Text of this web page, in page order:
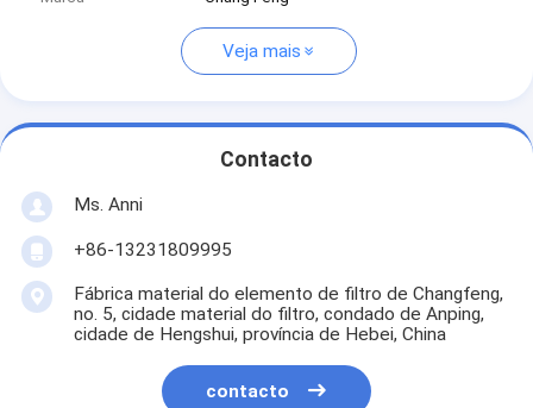
Veja mais
Contacto
Ms. Anni
+86-13231809995
Fábrica material do elemento de filtro de Changfeng,
no. 5, cidade material do filtro, condado de Anping,
cidade de Hengshui, província de Hebei, China
contacto